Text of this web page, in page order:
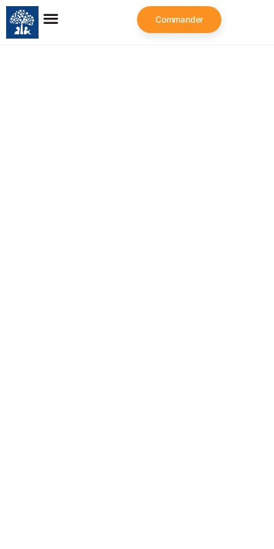
Commander